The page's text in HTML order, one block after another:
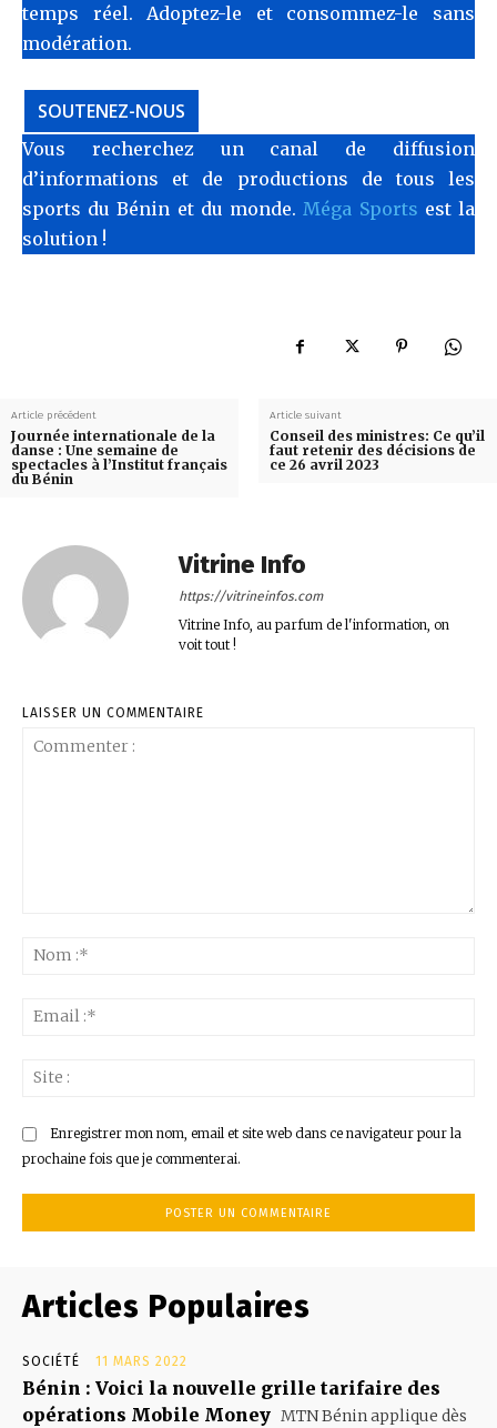
temps réel. Adoptez-le et consommez-le sans
modération.
SOUTENEZ-NOUS
Vous recherchez un canal de diffusion
d’informations et de productions de tous les
sports du Bénin et du monde. Méga Sports est la
solution !
Article précédent
Journée internationale de la
danse : Une semaine de
spectacles à l’Institut français
du Bénin
Article suivant
Conseil des ministres: Ce qu’il
faut retenir des décisions de
ce 26 avril 2023
Vitrine Info
https://vitrineinfos.com
Vitrine Info, au parfum de l'information, on
voit tout !
LAISSER UN COMMENTAIRE
Enregistrer mon nom, email et site web dans ce navigateur pour la
prochaine fois que je commenterai.
Articles Populaires
SOCIÉTÉ 11 MARS 2022
Bénin : Voici la nouvelle grille tarifaire des
opérations Mobile Money MTN Bénin applique dès